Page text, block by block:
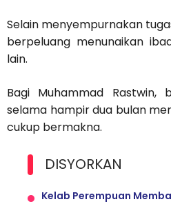
Selain menyempurnakan
berpeluang menunaikan
lain.
Bagi Muhammad
selama hampir dua bulan
cukup bermakna.
DISYORKAN
Kelab Perempuan